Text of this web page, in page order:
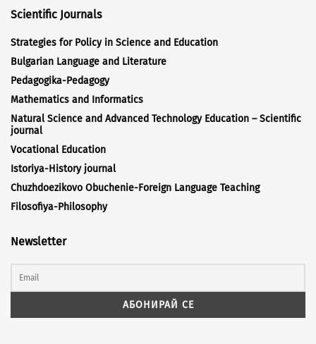
Scientific Journals
Strategies for Policy in Science and Education
Bulgarian Language and Literature
Pedagogika-Pedagogy
Mathematics and Informatics
Natural Science and Advanced Technology Education – Scientific
journal
Vocational Education
Istoriya-History journal
Chuzhdoezikovo Obuchenie-Foreign Language Teaching
Filosofiya-Philosophy
Newsletter